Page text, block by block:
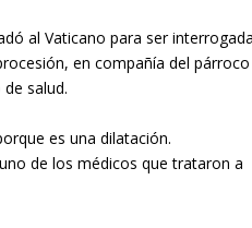
al Vaticano para ser
en compañía del párroco
salud.
es una dilatación.
de los médicos que trataron a